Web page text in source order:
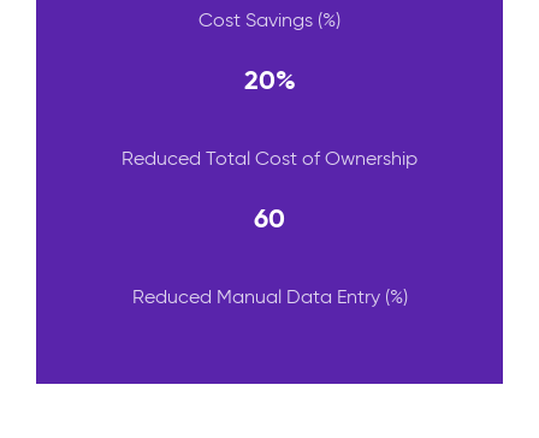
Cost Savings (%)
20%
Reduced Total Cost of Ownership
60
Reduced Manual Data Entry (%)